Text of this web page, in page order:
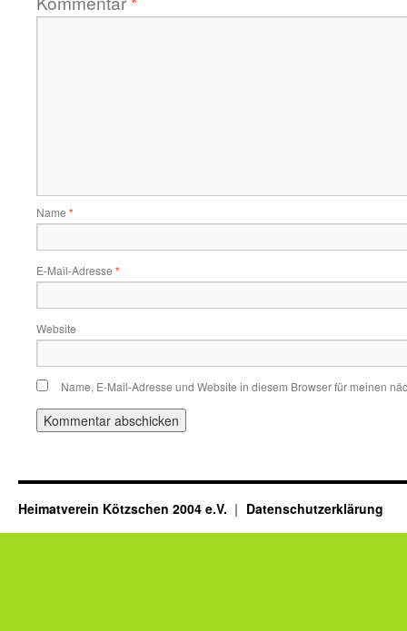
Name *
E-Mail-Adresse *
Website
Name, E-Mail-Adresse und Website in diesem Browser für meinen
Heimatverein Kötzschen 2004 e.V. Datenschutzerklärung